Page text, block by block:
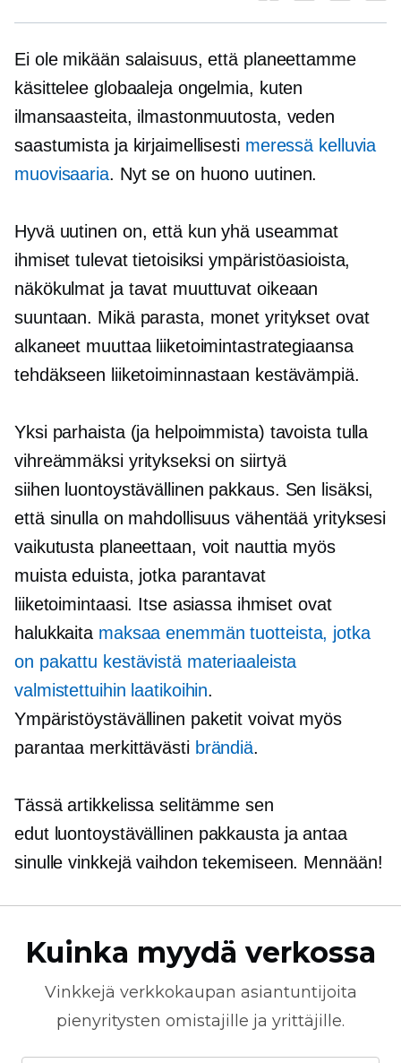
Ei ole mikään salaisuus, että planeettamme
käsittelee globaaleja ongelmia, kuten
ilmansaasteita, ilmastonmuutosta, veden
saastumista ja kirjaimellisesti meressä kelluvia
muovisaaria. Nyt se on huono uutinen.
Hyvä uutinen on, että kun yhä useammat
ihmiset tulevat tietoisiksi ympäristöasioista,
näkökulmat ja tavat muuttuvat oikeaan
suuntaan. Mikä parasta, monet yritykset ovat
alkaneet muuttaa liiketoimintastrategiaansa
tehdäkseen liiketoiminnastaan ​​kestävämpiä.
Yksi parhaista (ja helpoimmista) tavoista tulla
vihreämmäksi yritykseksi on siirtyä
siihen luontoystävällinen pakkaus. Sen lisäksi,
että sinulla on mahdollisuus vähentää yrityksesi
vaikutusta planeettaan, voit nauttia myös
muista eduista, jotka parantavat
liiketoimintaasi. Itse asiassa ihmiset ovat
halukkaita maksaa enemmän tuotteista, jotka
on pakattu kestävistä materiaaleista
valmistettuihin laatikoihin.
Ympäristöystävällinen paketit voivat myös
parantaa merkittävästi brändiä.
Tässä artikkelissa selitämme sen
edut luontoystävällinen pakkausta ja antaa
sinulle vinkkejä vaihdon tekemiseen. Mennään!
Kuinka myydä verkossa
Vinkkejä verkkokaupan asiantuntijoita
pienyritysten omistajille ja yrittäjille.